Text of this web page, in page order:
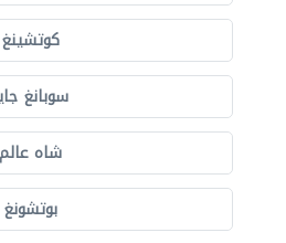
كوتشينغ
سوبانغ
شاه عالم
بوتشونغ